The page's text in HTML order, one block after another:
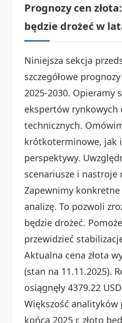
Prognozy cen
będzie drożeć w
Niniejsza sekcja
szczegółowe
2025-2030. Opieramy
ekspertów rynkowych
technicznych.
krótkoterminowe, jak
perspektywy.
scenariusze i nastroje
Zapewnimy
analizę. To pozwoli
będzie drożeć.
przewidzieć
Aktualna cena złota
(stan na 11.11.2025).
osiągnęły 4379.22
Większość analityków
końca 2025 r. złoto